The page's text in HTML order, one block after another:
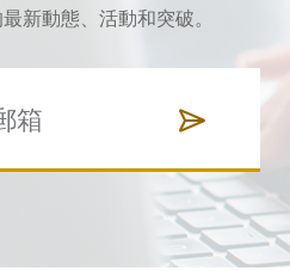
新動態、活動和突破。